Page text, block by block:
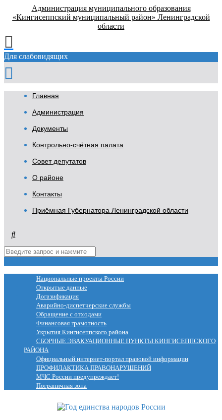
Администрация муниципального образования
«Кингисеппский муниципальный район» Ленинградской
области
Для слабовидящих
Главная
Администрация
Документы
Контрольно-счётная палата
Совет депутатов
О районе
Контакты
Приёмная Губернатора Ленинградской области
Национальные проекты России
Открытые данные
Догазификация
Аварийно-диспетчерские службы
Обращение с отходами
Финансовая грамотность
Укрытия Кингисеппского района
СБОРНЫЕ ЭВАКУАЦИОННЫЕ ПУНКТЫ КИНГИСЕППСКОГО
РАЙОНА
Официальный интернет-портал правовой информации
ПРОФИЛАКТИКА ПРАВОНАРУШЕНИЙ
МЧС России предупреждает!
Пограничная зона